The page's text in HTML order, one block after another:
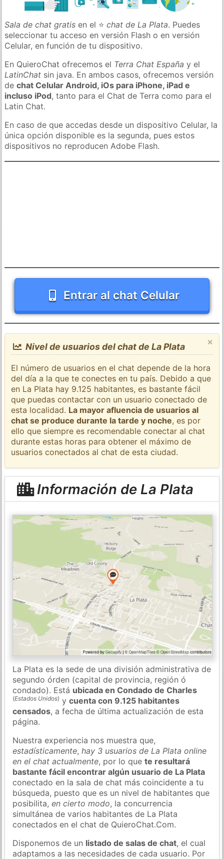
Sala de chat gratis en el ⭐chat de La Plata. Puedes
seleccionar tu acceso en versión Flash o en versión
Celular, en función de tu dispositivo.
En QuieroChat ofrecemos el Terra Chat España y el
LatinChat sin java. En ambos casos, ofrecemos versión
dechat Celular Android, iOs para iPhone, iPad e
incluso iPod, tanto para el Chat de Terra como para el
Latin Chat.
En caso de que accedas desde un dispositivo Celular, la
única opción disponible es la segunda, pues estos
dispositivos no reproducen Adobe Flash.
Entrar al chat Celular
×
Nivel de usuarios del chat de La Plata
El número de usuarios en el chat depende de la hora
del día a la que te conectes en tu país. Debido a que
en La Plata hay 9.125 habitantes, es bastante fácil
que puedas contactar con un usuario conectado de
esta localidad. La mayor afluencia de usuarios al
chat se produce durante la tarde y noche, es por
ello que siempre es recomendable conectar al chat
durante estas horas para obtener el máximo de
usuarios conectados al chat de esta ciudad.
Información de La Plata
La Plata es la sede de una división administrativa de
segundo órden (capital de provincia, región ó
condado). Está ubicada en Condado de Charles
(Estados Unidos) ycuenta con 9.125 habitantes
censados, a fecha de última actualización de esta
página.
Nuestra experiencia nos muestra que,
estadísticamente,hay 3 usuarios de La Plata online
en el chat actualmente, por lo quete resultará
bastante fácil encontrar algún usuario de La Plata
conectado en la sala de chat más coincidente a tu
búsqueda, puesto que es un nivel de habitantes que
posibilita,en cierto modo, la concurrencia
simultánea de varios habitantes de La Plata
conectados en el chat de QuieroChat.Com.
Disponemos de un listado de salas de chat, el cual
adaptamos a las necesidades de cada usuario. Por